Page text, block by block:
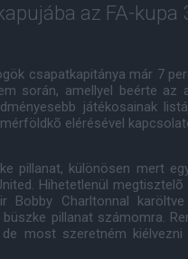
az FA-kupa
csapatkapitánya már 7
során, amellyel beérte az
játékosainak
elérésével
pillanat, különösen mert
Hihetetlenül
Bobby Charltonnal
büszke pillanat számomra.
de most szeretném